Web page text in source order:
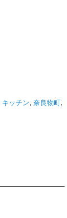
キッチン, 奈良物町,